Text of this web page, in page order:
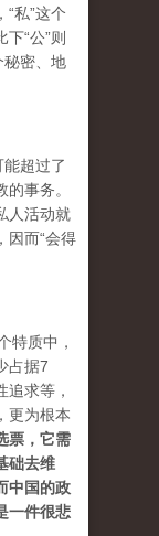
私”这个
“公”则
秘密、地
能超过了
事务。
人活动就
因而“会得
特质中，
占据7
求等，
更为根本
票，它需
础去维
中国的政
一件很悲